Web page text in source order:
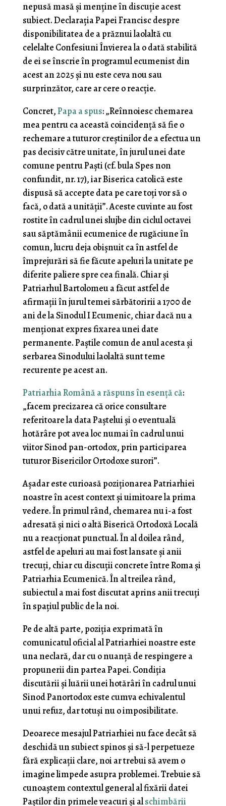
nepusă masă și menține în discuție acest
subiect. Declarația Papei Francisc despre
disponibilitatea de a prăznui laolaltă cu
celelalte Confesiuni Învierea la o dată stabilită
de ei se înscrie în programul ecumenist din
acest an 2025 și nu este ceva nou sau
surprinzător, care ar cere o reacție.
Concret,Papa a spus: „Reînnoiesc chemarea
mea pentru ca această coincidență să fie o
rechemare a tuturor creștinilor de a efectua un
pas decisiv către unitate, în jurul unei date
comune pentru Paști (cf. bula Spes non
confundit, nr. 17), iar Biserica catolică este
dispusă să accepte data pe care toți vor să o
facă, o dată a unității”. Aceste cuvinte au fost
rostite în cadrul unei slujbe din ciclul octavei
sau săptămânii ecumenice de rugăciune în
comun, lucru deja obișnuit ca în astfel de
împrejurări să fie făcute apeluri la unitate pe
diferite paliere spre cea finală. Chiar și
Patriarhul Bartolomeu a făcut astfel de
afirmații în jurul temei sărbătoririi a 1700 de
ani de la Sinodul I Ecumenic, chiar dacă nu a
menționat expres fixarea unei date
permanente. Paștile comun de anul acesta și
serbarea Sinodului laolaltă sunt teme
recurente pe acest an.
Patriarhia Română a răspuns în esență că:
„facem precizarea că orice consultare
referitoare la data Paștelui și o eventuală
hotărâre pot avea loc numai în cadrul unui
viitor Sinod pan-ortodox, prin participarea
tuturor Bisericilor Ortodoxe surori”.
Așadar este curioasă poziționarea Patriarhiei
noastre în acest context și uimitoare la prima
vedere. În primul rând, chemarea nu i-a fost
adresată și nici o altă Biserică Ortodoxă Locală
nu a reacționat punctual. În al doilea rând,
astfel de apeluri au mai fost lansate și anii
trecuți, chiar cu discuții concrete între Roma și
Patriarhia Ecumenică. În al treilea rând,
subiectul a mai fost discutat aprins anii trecuți
în spațiul public de la noi.
Pe de altă parte, poziția exprimată în
comunicatul oficial al Patriarhiei noastre este
una neclară, dar cu o nuanță de respingere a
propunerii din partea Papei. Condiția
discutării și luării unei hotărâri în cadrul unui
Sinod Panortodox este cumva echivalentul
unui refuz, dar totuși nu o imposibilitate.
Deoarece mesajul Patriarhiei nu face decât să
deschidă un subiect spinos și să-l perpetueze
fără explicații clare, noi ar trebui să avem o
imagine limpede asupra problemei. Trebuie să
cunoaștem contextul general al fixării datei
Paștilor din primele veacuri și alschimbării